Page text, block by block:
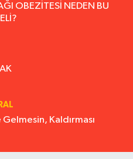
OBEZİTESİ NEDEN BU
Kaldırması